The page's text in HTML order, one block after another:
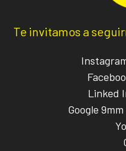
Te invitamos a
Linked
Google